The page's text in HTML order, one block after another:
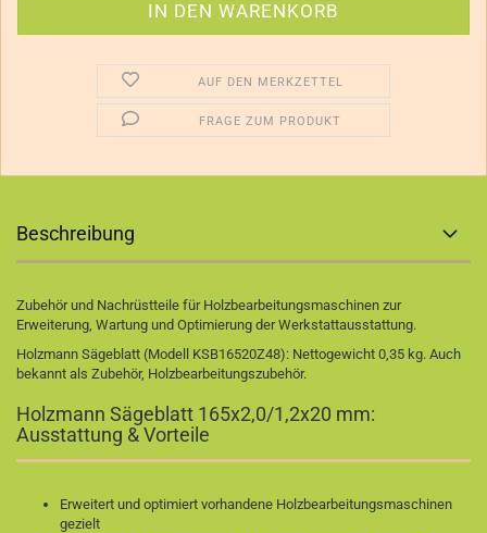
AUF DEN MERKZETTEL
FRAGE ZUM PRODUKT
Beschreibung
Zubehör und Nachrüstteile für Holzbearbeitungsmaschinen zur
Erweiterung, Wartung und Optimierung der Werkstattausstattung.
Holzmann Sägeblatt (Modell KSB16520Z48): Nettogewicht 0,35 kg. Auch
bekannt als Zubehör, Holzbearbeitungszubehör.
Holzmann Sägeblatt 165x2,0/1,2x20 mm:
Ausstattung & Vorteile
Erweitert und optimiert vorhandene Holzbearbeitungsmaschinen
gezielt